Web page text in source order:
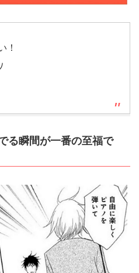
！
る瞬間が一番の至福で